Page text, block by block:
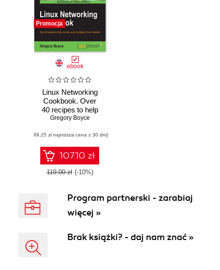
Promocja
ebook
Linux Networking
Cookbook. Over
40 recipes to help
you set up and
networks
Gregory Boyce
(89,25 zł najniższa cena z 30 dni)
107.10 zł
119.00 zł (-10%)
Program partnerski - zarabiaj
więcej »
Brak książki? - daj nam znać »